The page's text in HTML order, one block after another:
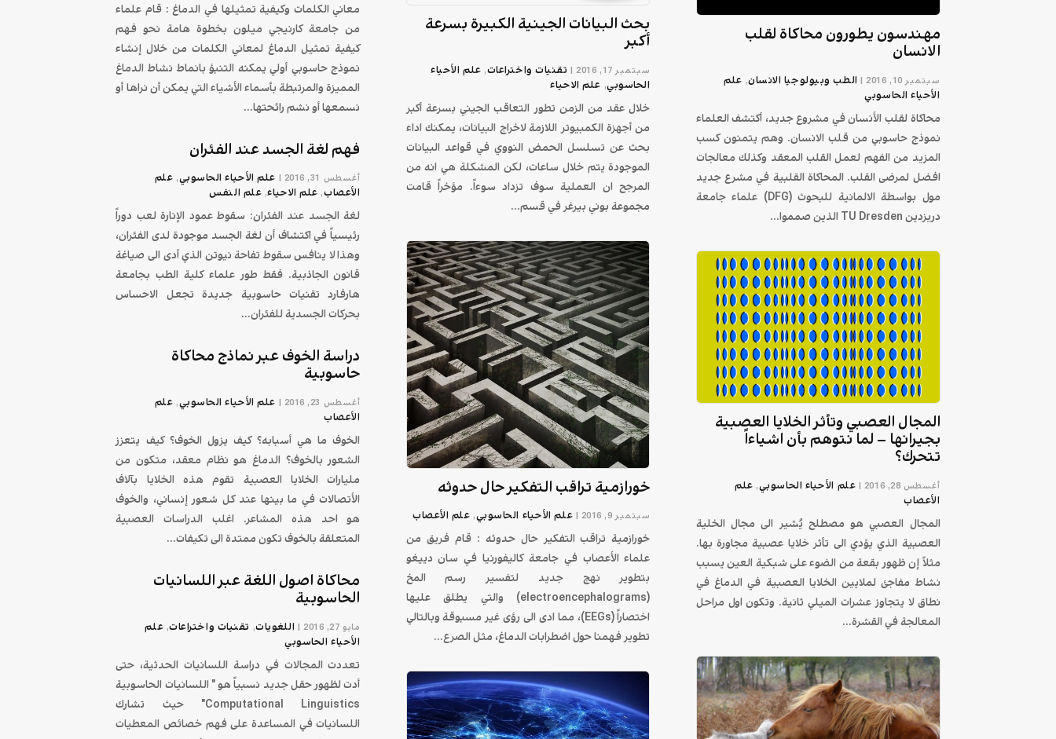
مهندسون يطورون محاكاة لقلب
الانسان
سبتمبر 10, 2016 | الطب وبيولوجيا الانسان, علم
الأحياء الحاسوبي
محاكاة لقلب الأنسان في مشروع جديد، أكتشف العلماء
نموذج حاسوبي من قلب الانسان. وهم يتمنون كسب
المزيد من الفهم لعمل القلب المعقد وكذلك معالجات
افضل لمرضى القلب. المحاكاة القلبية في مشرع جديد
مول بواسطة الالمانية للبحوث (DFG) علماء جامعة
دريزدين TU Dresden الذين صمموا...
المجال العصبي وتأثر الخلايا العصبية
بجيرانها – لما نتوهم بأن اشياءاً
تتحرك؟
أغسطس 28, 2016 | علم الأحياء الحاسوبي, علم
الأعصاب
المجال العصبي هو مصطلح يُشير الى مجال الخلية
العصبية الذي يؤدي الى تأثر خلايا عصبية مجاورة بها.
مثلاً إن ظهور بقعة من الضوء على شبكية العين يسبب
نشاط مفاجئ لملايين الخلايا العصبية في الدماغ في
نطاق لا يتجاوز عشرات الميلي ثانية. وتكون اول مراحل
المعالجة في القشرة...
بحث البيانات الجينية الكبيرة بسرعة
أكبر
سبتمبر 17, 2016 | تقنیات واختراعات, علم الأحياء
الحاسوبي, علم الاحیاء
خلال عقد من الزمن تطور التعاقب الجيني بسرعة أكبر
من أجهزة الكمبيوتر اللازمة لاخراج البيانات، يمكنك اداء
بحث عن تسلسل الحمض النووي في قواعد البيانات
الموجودة يتم خلال ساعات، لكن المشكلة هي انه من
المرجح ان العملية سوف تزداد سوءاً. مؤخراً قامت
مجموعة بوني بيرغر في قسم...
خورازمية تراقب التفكير حال حدوثه
سبتمبر 9, 2016 | علم الأحياء الحاسوبي, علم الأعصاب
خورازمية تراقب التفكير حال حدوثه : قام فريق من
علماء الأعصاب في جامعة كاليفورنيا في سان دييغو
بتطوير نهج جديد لتفسير رسم المخ
(electroencephalograms) والتي يطلق عليها
اختصاراً (EEGs)، مما ادى الى رؤى غير مسبوقة وبالتالي
تطوير فهمنا حول اضطرابات الدماغ، مثل الصرع...
معاني الكلمات وكيفية تمثيلها في الدماغ : قام علماء
من جامعة كارنيجي ميلون بخطوة هامة نحو فهم
كيفية تمثيل الدماغ لمعاني الكلمات من خلال إنشاء
نموذج حاسوبي أولي يمكنه التنبؤ بانماط نشاط الدماغ
المميزة والمرتبطة بأسماء الأشياء التي يمكن أن نراها أو
نسمعها أو نشم رائحتها...
فهم لغة الجسد عند الفئران
أغسطس 31, 2016 | علم الأحياء الحاسوبي, علم
الأعصاب, علم الاحیاء, علم النفس
لغة الجسد عند الفئران: سقوط عمود الإنارة لعب دوراً
رئيسياً في اكتشاف أن لغة الجسد موجودة لدى الفئران،
وهذا لا ينافس سقوط تفاحة نيوتن الذي أدى الى صياغة
قانون الجاذبية. فقط طور علماء كلية الطب بجامعة
هارفارد تقنيات حاسوبية جديدة تجعل الاحساس
بحركات الجسدية للفئران...
دراسة الخوف عبر نماذج محاكاة
حاسوبية
أغسطس 23, 2016 | علم الأحياء الحاسوبي, علم
الأعصاب
الخوف ما هي أسبابه؟ كيف يزول الخوف؟ كيف يتعزز
الشعور بالخوف؟ الدماغ هو نظام معقد، متكون من
مليارات الخلايا العصبية تقوم هذه الخلايا بآلاف
الأتصالات في ما بينها عند كل شعور إنساني، والخوف
هو احد هذه المشاعر. اغلب الدراسات العصبية
المتعلقة بالخوف تكون ممتدة الى تكيفات...
محاكاة اصول اللغة عبر اللسانيات
الحاسوبية
مايو 27, 2016 | اللغويات, تقنیات واختراعات, علم
الأحياء الحاسوبي
تعددت المجالات في دراسة اللسانيات الحدثية، حتى
أدت لظهور حقل جديد نسبياً هو " اللسانيات الحاسوبية
Computational Linguistics" حيث تشارك
اللسانيات في المساعدة على فهم خصائص المعطيات